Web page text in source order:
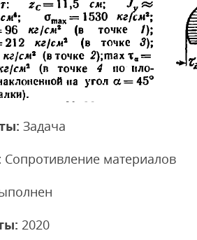
Задача
Сопротивление материалов
2020